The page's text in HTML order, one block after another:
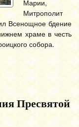
Марии,
Митрополит
Всенощное бдение
храме в честь
собора.
Пресвятой